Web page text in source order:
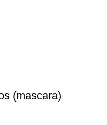
(mascara)